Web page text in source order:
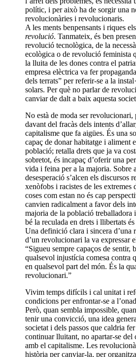
polític, i per això ha de sorgir una
revolucionàries i revolucionaris.
A les ments benpensants i riques
revolució. Tanmateix, és ben
revolució tecnològica, de la
ecològica o de revolució feminista
la lluita de les dones contra el
empresa elèctrica va fer
dels terrats” per referir-se a la
solars. Per què no parlar de
canviar de dalt a baix aquesta
No està de moda ser revolucionari,
davant del fracàs dels intents
capitalisme que fa aigües. És una
capaç de donar habitatge i aliment
població; retalla drets que ja va
sobretot, és incapaç d’oferir una
vida i feina per a la majoria. Sobre
desesperació s’alcen els discursos
xenòfobs i racistes de les extremes
coses com estan no és cap
canvien radicalment a favor dels
majoria de la població treballadora
bé la reculada en drets i llibertats
Una definició clara i sincera d’una
d’un revolucionari la va expressar
“Sigueu sempre capaços de sentir,
qualsevol injustícia comesa contra
en qualsevol part del món. És la
revolucionari.”
Vivim temps difícils i cal unitat i
condicions per enfrontar-se a
Però, quan sembla impossible,
tenir una convicció, una idea
societat i dels passos que caldria
continuar lluitant, no apartar-se del
amb el capitalisme. Les
història per canviar-la, per